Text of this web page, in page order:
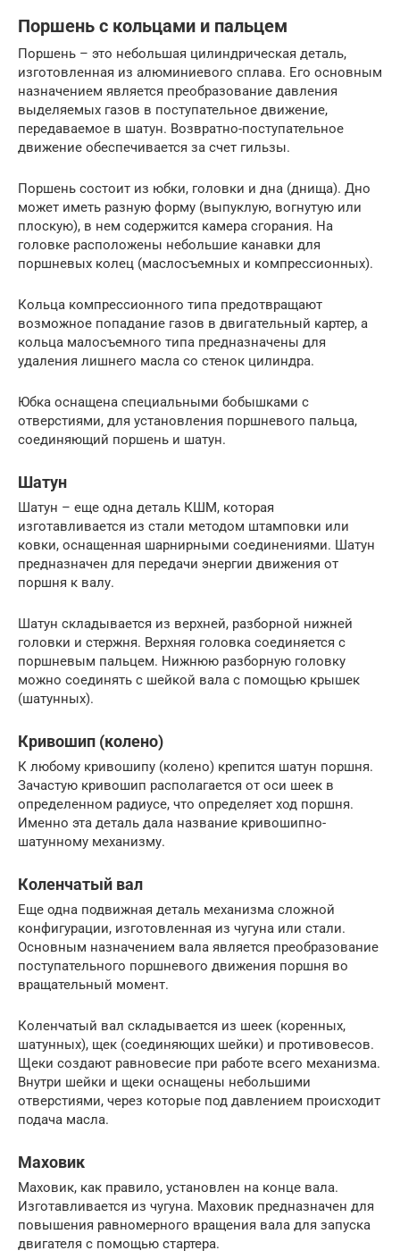
Поршень с кольцами и пальцем
Поршень – это небольшая цилиндрическая деталь,
изготовленная из алюминиевого сплава. Его основным
назначением является преобразование давления
выделяемых газов в поступательное движение,
передаваемое в шатун. Возвратно-поступательное
движение обеспечивается за счет гильзы.
Поршень состоит из юбки, головки и дна (днища). Дно
может иметь разную форму (выпуклую, вогнутую или
плоскую), в нем содержится камера сгорания. На
головке расположены небольшие канавки для
поршневых колец (маслосъемных и компрессионных).
Кольца компрессионного типа предотвращают
возможное попадание газов в двигательный картер, а
кольца малосъемного типа предназначены для
удаления лишнего масла со стенок цилиндра.
Юбка оснащена специальными бобышками с
отверстиями, для установления поршневого пальца,
соединяющий поршень и шатун.
Шатун
Шатун – еще одна деталь КШМ, которая
изготавливается из стали методом штамповки или
ковки, оснащенная шарнирными соединениями. Шатун
предназначен для передачи энергии движения от
поршня к валу.
Шатун складывается из верхней, разборной нижней
головки и стержня. Верхняя головка соединяется с
поршневым пальцем. Нижнюю разборную головку
можно соединять с шейкой вала с помощью крышек
(шатунных).
Кривошип (колено)
К любому кривошипу (колено) крепится шатун поршня.
Зачастую кривошип располагается от оси шеек в
определенном радиусе, что определяет ход поршня.
Именно эта деталь дала название кривошипно-
шатунному механизму.
Коленчатый вал
Еще одна подвижная деталь механизма сложной
конфигурации, изготовленная из чугуна или стали.
Основным назначением вала является преобразование
поступательного поршневого движения поршня во
вращательный момент.
Коленчатый вал складывается из шеек (коренных,
шатунных), щек (соединяющих шейки) и противовесов.
Щеки создают равновесие при работе всего механизма.
Внутри шейки и щеки оснащены небольшими
отверстиями, через которые под давлением происходит
подача масла.
Маховик
Маховик, как правило, установлен на конце вала.
Изготавливается из чугуна. Маховик предназначен для
повышения равномерного вращения вала для запуска
двигателя с помощью стартера.